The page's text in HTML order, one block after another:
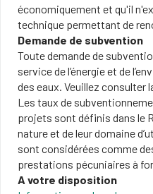
économiquement et qu'il
technique permettant de
Demande de subvention
Toute demande de
service de l’énergie et de
des eaux. Veuillez
Les taux de
projets sont définis dans le
nature et de leur domaine
sont considérées comme
prestations pécuniaires à
A votre disposition